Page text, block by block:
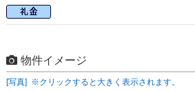
物件イメージ
[写真] ※クリックすると大きく表示されます。